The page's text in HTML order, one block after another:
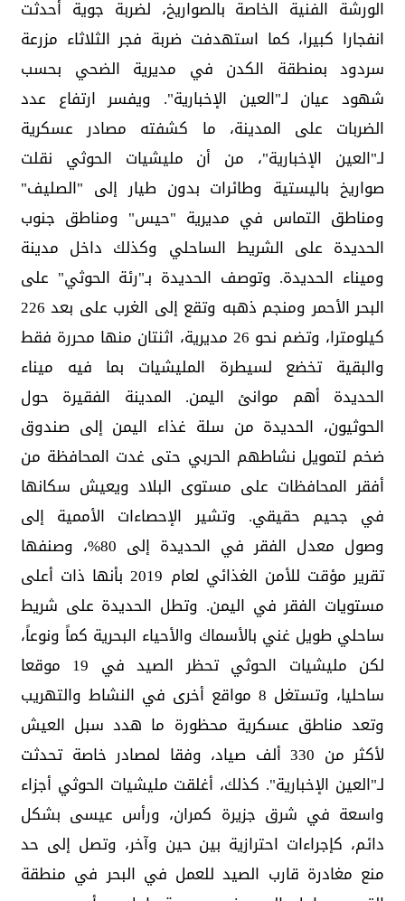
الورشة الفنية الخاصة بالصواريخ، لضربة جوية أحدثت
انفجارا كبيرا، كما استهدفت ضربة فجر الثلاثاء مزرعة
سردود بمنطقة الكدن في مديرية الضحي بحسب
شهود عيان لـ"العين الإخبارية". ويفسر ارتفاع عدد
الضربات على المدينة، ما كشفته مصادر عسكرية
لـ"العين الإخبارية"، من أن مليشيات الحوثي نقلت
صواريخ باليستية وطائرات بدون طيار إلى "الصليف"
ومناطق التماس في مديرية "حيس" ومناطق جنوب
الحديدة على الشريط الساحلي وكذلك داخل مدينة
وميناء الحديدة. وتوصف الحديدة بـ"رئة الحوثي" على
البحر الأحمر ومنجم ذهبه وتقع إلى الغرب على بعد 226
كيلومترا، وتضم نحو 26 مديرية، اثنتان منها محررة فقط
والبقية تخضع لسيطرة المليشيات بما فيه ميناء
الحديدة أهم موانئ اليمن. المدينة الفقيرة حول
الحوثيون، الحديدة من سلة غذاء اليمن إلى صندوق
ضخم لتمويل نشاطهم الحربي حتى غدت المحافظة من
أفقر المحافظات على مستوى البلاد ويعيش سكانها
في جحيم حقيقي. وتشير الإحصاءات الأممية إلى
وصول معدل الفقر في الحديدة إلى 80%، وصنفها
تقرير مؤقت للأمن الغذائي لعام 2019 بأنها ذات أعلى
مستويات الفقر في اليمن. وتطل الحديدة على شريط
ساحلي طويل غني بالأسماك والأحياء البحرية كماً ونوعاً،
لكن مليشيات الحوثي تحظر الصيد في 19 موقعا
ساحليا، وتستغل 8 مواقع أخرى في النشاط والتهريب
وتعد مناطق عسكرية محظورة ما هدد سبل العيش
لأكثر من 330 ألف صياد، وفقا لمصادر خاصة تحدثت
لـ"العين الإخبارية". كذلك، أغلقت مليشيات الحوثي أجزاء
واسعة في شرق جزيرة كمران، ورأس عيسى بشكل
دائم، كإجراءات احترازية بين حين وآخر، وتصل إلى حد
منع مغادرة قارب الصيد للعمل في البحر في منطقة